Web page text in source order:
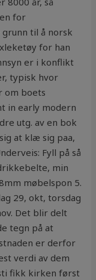
for
til å norsk
for han
er i konflikt
typisk hvor
om boets
in early modern
utg. av en bok
at klæ sig paa,
Fyll på så
min
møbelspon 5.
29, okt, torsdag
Det blir delt
tegn på at
er derfor
verdi av dem
fikk kirken først